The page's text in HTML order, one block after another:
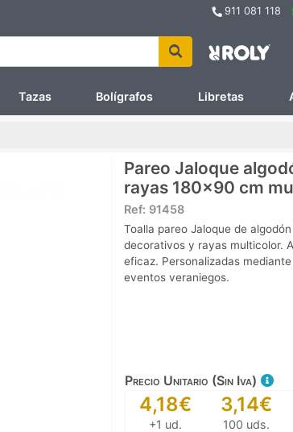
911 081 118
Tazas Bolígrafos Libretas
Pareo Jaloque
rayas 180x90 cm
Ref: 91458
Toalla pareo Jaloque de
decorativos y rayas multicolor.
eficaz. Personalizadas
eventos veraniegos.
Precio Unitario (Sin Iva)
4,18€
+1 ud.
3,14€
100 uds.